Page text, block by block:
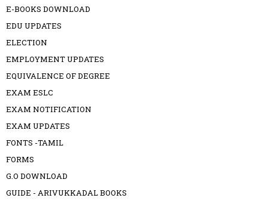
E-BOOKS DOWNLOAD
EDU UPDATES
ELECTION
EMPLOYMENT UPDATES
EQUIVALENCE OF DEGREE
EXAM ESLC
EXAM NOTIFICATION
EXAM UPDATES
FONTS -TAMIL
FORMS
G.O DOWNLOAD
GUIDE - ARIVUKKADAL BOOKS